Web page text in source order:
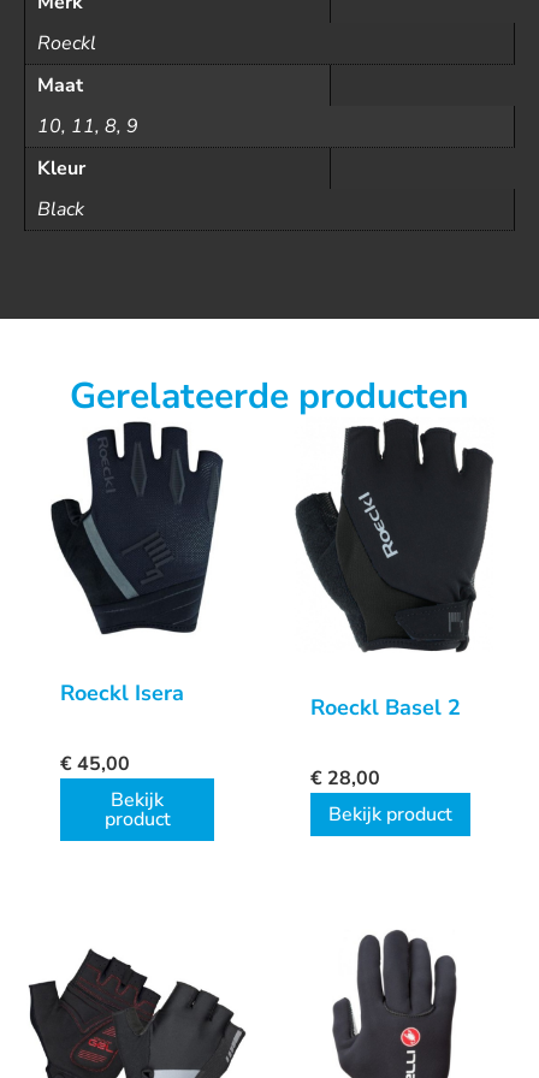
Roeckl
Maat
10, 11, 8, 9
Kleur
Black
Gerelateerde producten
Roeckl Isera
€45,00
Bekijk
product
Roeckl Basel 2
€ 28,00
Bekijk product